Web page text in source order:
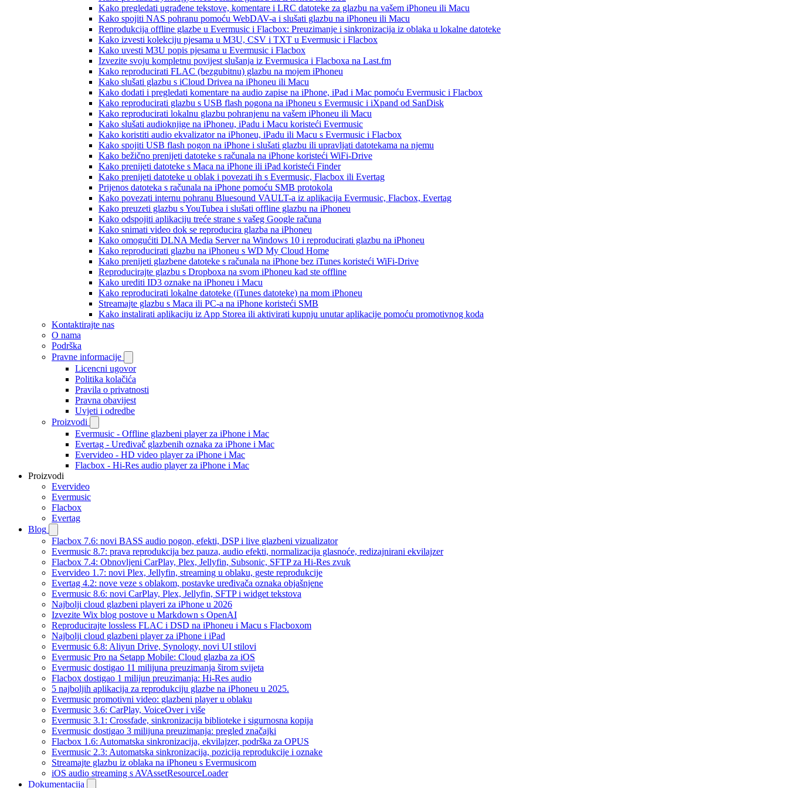
Kako pregledati ugrađene tekstove, komentare i LRC datoteke za glazbu na vašem iPhoneu ili Macu
Kako spojiti NAS pohranu pomoću WebDAV-a i slušati glazbu na iPhoneu ili Macu
Reprodukcija offline glazbe u Evermusic i Flacbox: Preuzimanje i sinkronizacija iz oblaka u lokalne datoteke
Kako izvesti kolekciju pjesama u M3U, CSV i TXT u Evermusic i Flacbox
Kako uvesti M3U popis pjesama u Evermusic i Flacbox
Izvezite svoju kompletnu povijest slušanja iz Evermusica i Flacboxa na Last.fm
Kako reproducirati FLAC (bezgubitnu) glazbu na mojem iPhoneu
Kako slušati glazbu s iCloud Drivea na iPhoneu ili Macu
Kako dodati i pregledati komentare na audio zapise na iPhone, iPad i Mac pomoću Evermusic i Flacbox
Kako reproducirati glazbu s USB flash pogona na iPhoneu s Evermusic i iXpand od SanDisk
Kako reproducirati lokalnu glazbu pohranjenu na vašem iPhoneu ili Macu
Kako slušati audioknjige na iPhoneu, iPadu i Macu koristeći Evermusic
Kako koristiti audio ekvalizator na iPhoneu, iPadu ili Macu s Evermusic i Flacbox
Kako spojiti USB flash pogon na iPhone i slušati glazbu ili upravljati datotekama na njemu
Kako bežično prenijeti datoteke s računala na iPhone koristeći WiFi-Drive
Kako prenijeti datoteke s Maca na iPhone ili iPad koristeći Finder
Kako prenijeti datoteke u oblak i povezati ih s Evermusic, Flacbox ili Evertag
Prijenos datoteka s računala na iPhone pomoću SMB protokola
Kako povezati internu pohranu Bluesound VAULT-a iz aplikacija Evermusic, Flacbox, Evertag
Kako preuzeti glazbu s YouTubea i slušati offline glazbu na iPhoneu
Kako odspojiti aplikaciju treće strane s vašeg Google računa
Kako snimati video dok se reproducira glazba na iPhoneu
Kako omogućiti DLNA Media Server na Windows 10 i reproducirati glazbu na iPhoneu
Kako reproducirati glazbu na iPhoneu s WD My Cloud Home
Kako prenijeti glazbene datoteke s računala na iPhone bez iTunes koristeći WiFi-Drive
Reproducirajte glazbu s Dropboxa na svom iPhoneu kad ste offline
Kako urediti ID3 oznake na iPhoneu i Macu
Kako reproducirati lokalne datoteke (iTunes datoteke) na mom iPhoneu
Streamajte glazbu s Maca ili PC-a na iPhone koristeći SMB
Kako instalirati aplikaciju iz App Storea ili aktivirati kupnju unutar aplikacije pomoću promotivnog koda
Kontaktirajte nas
O nama
Podrška
Pravne informacije
Licencni ugovor
Politika kolačića
Pravila o privatnosti
Pravna obavijest
Uvjeti i odredbe
Proizvodi
Evermusic - Offline glazbeni player za iPhone i Mac
Evertag - Uređivač glazbenih oznaka za iPhone i Mac
Evervideo - HD video player za iPhone i Mac
Flacbox - Hi-Res audio player za iPhone i Mac
Proizvodi
Evervideo
Evermusic
Flacbox
Evertag
Blog
Flacbox 7.6: novi BASS audio pogon, efekti, DSP i live glazbeni vizualizator
Evermusic 8.7: prava reprodukcija bez pauza, audio efekti, normalizacija glasnoće, redizajnirani ekvilajzer
Flacbox 7.4: Obnovljeni CarPlay, Plex, Jellyfin, Subsonic, SFTP za Hi-Res zvuk
Evervideo 1.7: novi Plex, Jellyfin, streaming u oblaku, geste reprodukcije
Evertag 4.2: nove veze s oblakom, postavke uređivača oznaka objašnjene
Evermusic 8.6: novi CarPlay, Plex, Jellyfin, SFTP i widget tekstova
Najbolji cloud glazbeni playeri za iPhone u 2026
Izvezite Wix blog postove u Markdown s OpenAI
Reproducirajte lossless FLAC i DSD na iPhoneu i Macu s Flacboxom
Najbolji cloud glazbeni player za iPhone i iPad
Evermusic 6.8: Aliyun Drive, Synology, novi UI stilovi
Evermusic Pro na Setapp Mobile: Cloud glazba za iOS
Evermusic dostigao 11 milijuna preuzimanja širom svijeta
Flacbox dostigao 1 milijun preuzimanja: Hi-Res audio
5 najboljih aplikacija za reprodukciju glazbe na iPhoneu u 2025.
Evermusic promotivni video: glazbeni player u oblaku
Evermusic 3.6: CarPlay, VoiceOver i više
Evermusic 3.1: Crossfade, sinkronizacija biblioteke i sigurnosna kopija
Evermusic dostigao 3 milijuna preuzimanja: pregled značajki
Flacbox 1.6: Automatska sinkronizacija, ekvilajzer, podrška za OPUS
Evermusic 2.3: Automatska sinkronizacija, pozicija reprodukcije i oznake
Streamajte glazbu iz oblaka na iPhoneu s Evermusicom
iOS audio streaming s AVAssetResourceLoader
Dokumentacija